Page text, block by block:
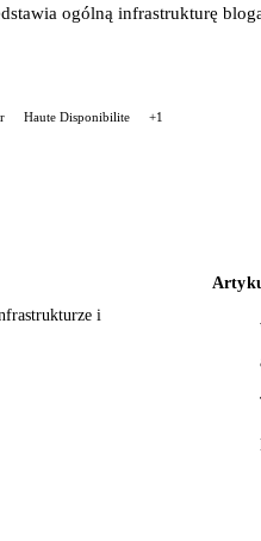
ogólną infrastrukturę
Haute Disponibilite +1
i